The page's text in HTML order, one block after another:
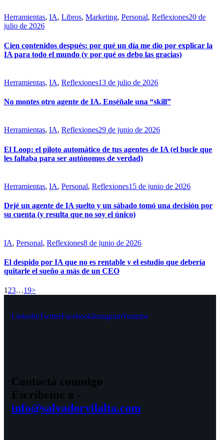
Herramientas, IA, Libros, Marketing, Personal, Reflexiones20 de
julio de 2026
Cien contenidos después: por qué un día me dio por explicar la
IA para todo el mundo (y por qué os debo las gracias)
Herramientas, IA, Reflexiones13 de julio de 2026
No montes otro agente de IA. Enséñale una “skill”
Herramientas, IA, Reflexiones29 de junio de 2026
El Loop: el piloto automático de tus agentes de IA (el bucle que
les faltaba para ser autónomos de verdad)
Herramientas, IA, Personal, Reflexiones15 de junio de 2026
Dejé un agente de IA suelto y un sábado tomó una decisión por
su cuenta (y resulta que no soy el único)
IA, Personal, Reflexiones8 de junio de 2026
El despido por IA que no es rentable y el estudio que debería
quitarle el sueño a más de un CEO
1 23…19>
LinkedinTwitterFacebookInstagramYoutube
Contacta conmigo
Escríbeme a -
info@salvadorvilalta.com